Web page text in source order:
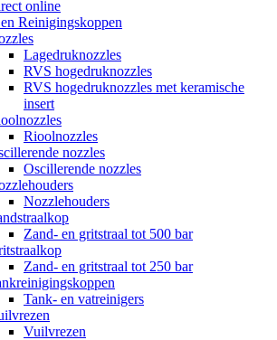
online
Reinigingskoppen
Lagedruknozzles
RVS hogedruknozzles
RVS hogedruknozzles met keramische
insert
Rioolnozzles
nozzles
Oscillerende nozzles
Nozzlehouders
Zand- en gritstraal tot 500 bar
Zand- en gritstraal tot 250 bar
Tank- en vatreinigers
Vuilvrezen